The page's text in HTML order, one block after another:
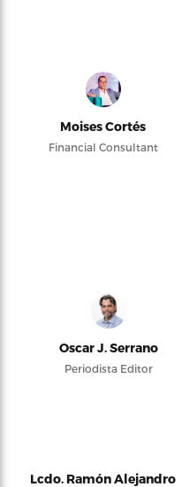
Moises Cortés
Financial Consultant
Oscar J. Serrano
Periodista Editor
Lcdo. Ramón Alejandro